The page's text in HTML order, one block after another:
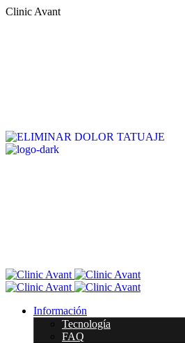
Clinic Avant
Información
Tecnología
FAQ